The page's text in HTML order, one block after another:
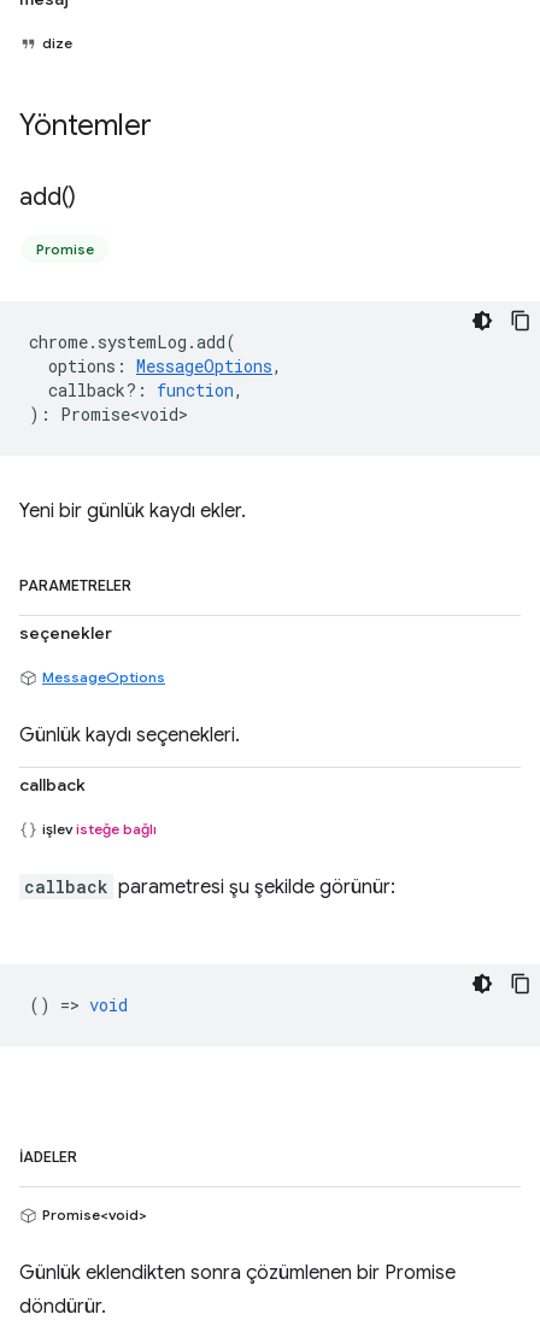
dize
Yöntemler
add()
Promise
chrome. systemLog .add(
options : MessageOptions,
callback? : function,
) : Promise<void>
Yeni bir günlük kaydı ekler.
PARAMETRELER
seçenekler
MessageOptions
Günlük kaydı seçenekleri.
callback
işlevisteğe bağlı
callback parametresi şu şekilde görünür:
() => void
İADELER
Promise<void>
Günlük eklendikten sonra çözümlenen bir Promise
döndürür.